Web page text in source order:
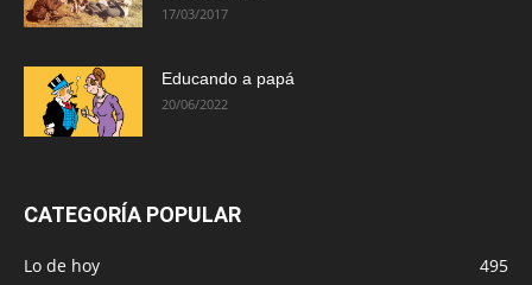
17/03/2017
Educando a papá
20/06/2022
CATEGORÍA POPULAR
Lo de hoy
495